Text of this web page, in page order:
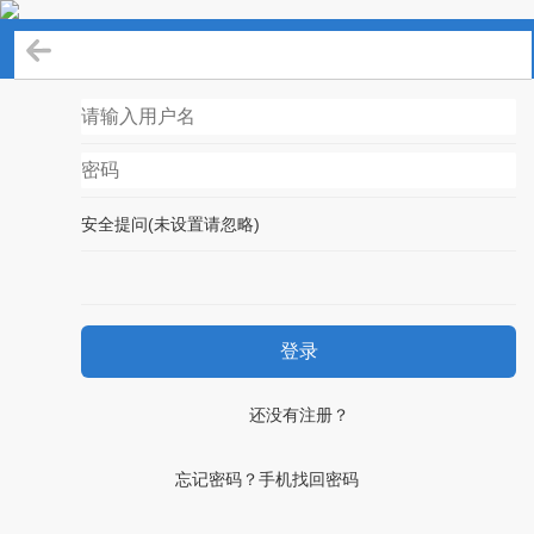
安全提问(未设置请忽略)
登录
还没有注册？
忘记密码？手机找回密码